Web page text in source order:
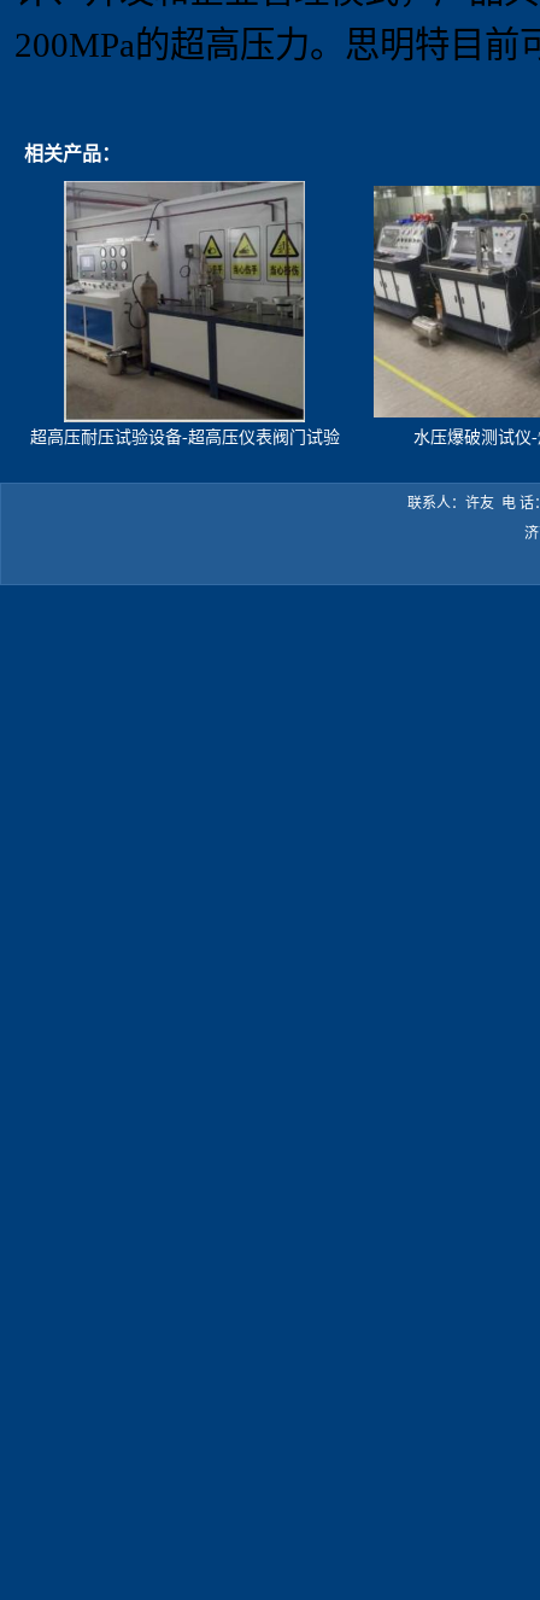
200MPa的超高压力。思明特目前
相关产品：
超高压耐压试验设备-超高压仪表阀门试验
水压爆破测试仪
联系人：许友 电 话